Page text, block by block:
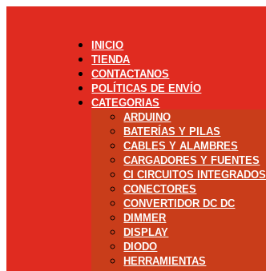
INICIO
TIENDA
CONTACTANOS
POLÍTICAS DE ENVÍO
CATEGORIAS
ARDUINO
BATERÍAS Y PILAS
CABLES Y ALAMBRES
CARGADORES Y FUENTES
CI CIRCUITOS INTEGRADOS
CONECTORES
CONVERTIDOR DC DC
DIMMER
DISPLAY
DIODO
HERRAMIENTAS